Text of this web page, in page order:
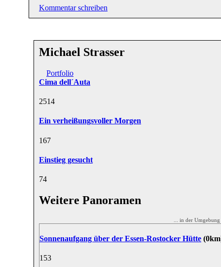
Kommentar schreiben
Michael Strasser
Portfolio
Cima dell´Auta
2514
Ein verheißungsvoller Morgen
167
Einstieg gesucht
74
Weitere Panoramen
... in der
Sonnenaufgang über der Essen-Rostocker Hütte
153